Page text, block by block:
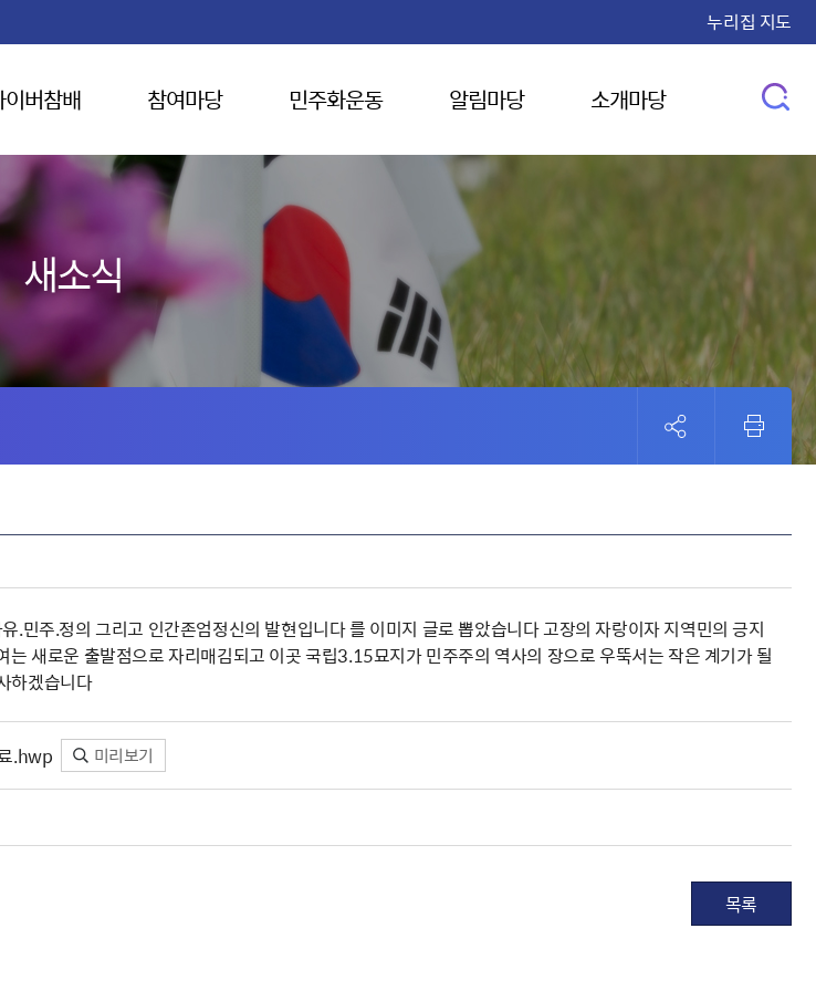
누리집 지도
이버참배 참여마당 민주화운동 알림마당 소개마당
새소식
민주.정의 그리고 인간존엄정신의 발현입니다 를 이미지 글로 뽑았습니다 고장의 자랑이자 지역민의 긍지
새로운 출발점으로 자리매김되고 이곳 국립3.15묘지가 민주주의 역사의 장으로 우뚝서는 작은 계기가 될
하겠습니다
.hwp 미리보기
목록